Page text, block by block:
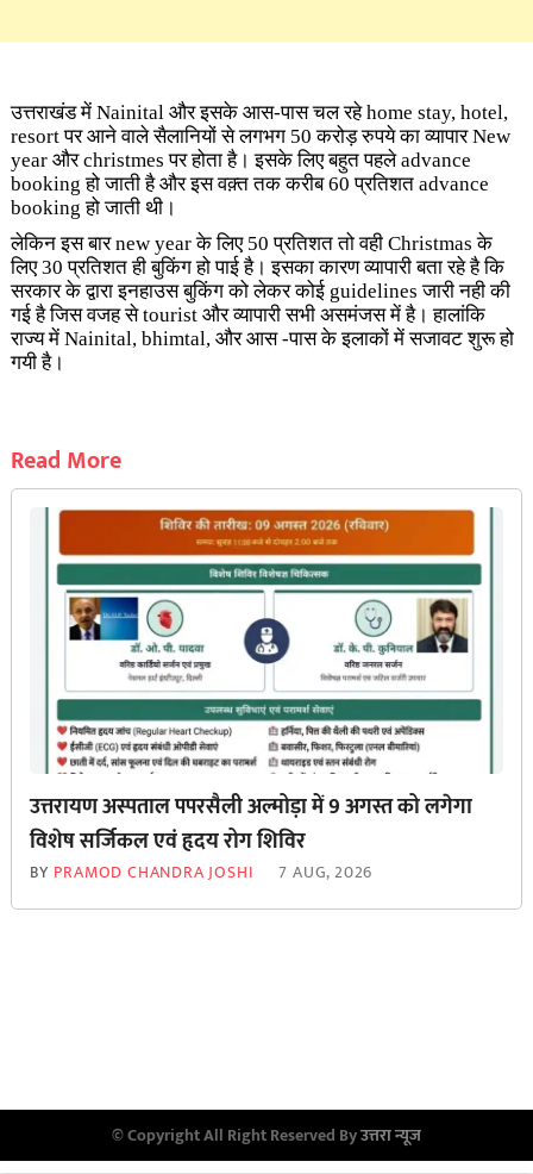
उत्तराखंड में Nainital और इसके आस-पास चल रहे home stay, hotel,
resort पर आने वाले सैलानियों से लगभग 50 करोड़ रुपये का व्यापार New
year और christmes पर होता है। इसके लिए बहुत पहले advance
booking हो जाती है और इस वक़्त तक करीब 60 प्रतिशत advance
booking हो जाती थी।
लेकिन इस बार new year के लिए 50 प्रतिशत तो वही Christmas के
लिए 30 प्रतिशत ही बुकिंग हो पाई है। इसका कारण व्यापारी बता रहे है कि
सरकार के द्वारा इनहाउस बुकिंग को लेकर कोई guidelines जारी नही की
गई है जिस वजह से tourist और व्यापारी सभी असमंजस में है। हालांकि
राज्य में Nainital, bhimtal, और आस -पास के इलाकों में सजावट शुरू हो
गयी है।
Read More
उत्तरायण अस्पताल पपरसैली अल्मोड़ा में 9 अगस्त को लगेगा
विशेष सर्जिकल एवं हृदय रोग शिविर
BY PRAMOD CHANDRA JOSHI 7 AUG, 2026
© Copyright All Right Reserved Byउत्तरा न्यूज